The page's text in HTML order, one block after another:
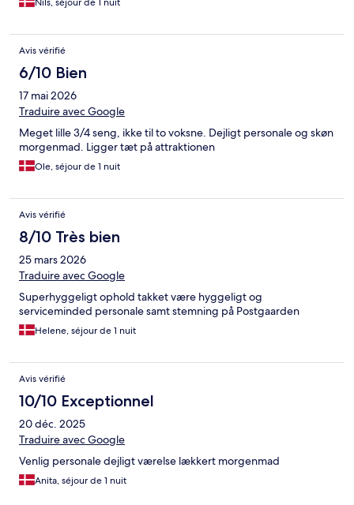
Nils, séjour de 1 nuit
Avis vérifié
6/10 Bien
17 mai 2026
Traduire avec Google
Meget lille 3/4 seng, ikke til to voksne. Dejligt personale og skøn
morgenmad. Ligger tæt på attraktionen
Ole, séjour de 1 nuit
Avis vérifié
8/10 Très bien
25 mars 2026
Traduire avec Google
Superhyggeligt ophold takket være hyggeligt og
serviceminded personale samt stemning på Postgaarden
Helene, séjour de 1 nuit
Avis vérifié
10/10 Exceptionnel
20 déc. 2025
Traduire avec Google
Venlig personale dejligt værelse lækkert morgenmad
Anita, séjour de 1 nuit